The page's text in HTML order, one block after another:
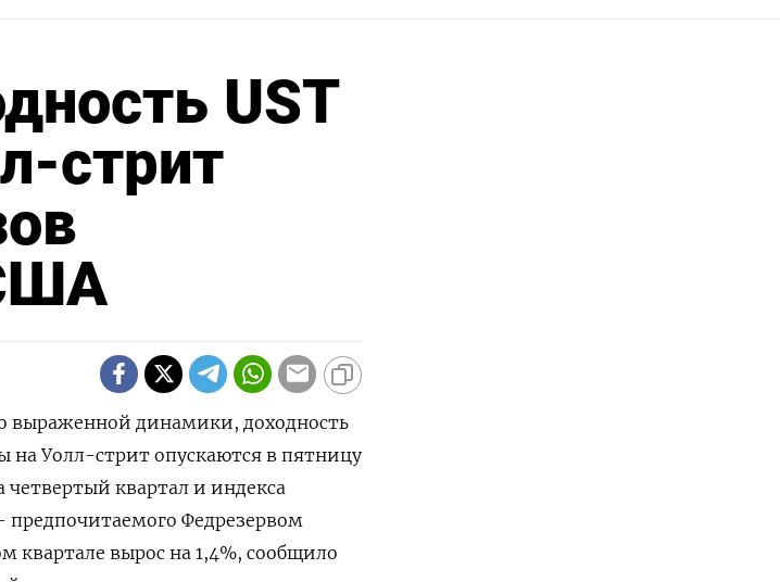
UST
стрит
выраженной динамики, доходность
Уолл-стрит ‌опускаются в пятницу
квартал и индекса
​Федрезервом
вырос на ‌1,4%, сообщило